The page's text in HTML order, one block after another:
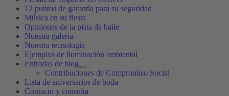
12 puntos de garantía para su seguridad
Música en su fiesta
Opiniones de la pista de baile
Nuestra galería
Nuestra tecnología
Ejemplos de iluminación ambiental
Entradas de blog
Contribuciones de Compromiso Social
Lista de aniversarios de boda
Contacto y consulta